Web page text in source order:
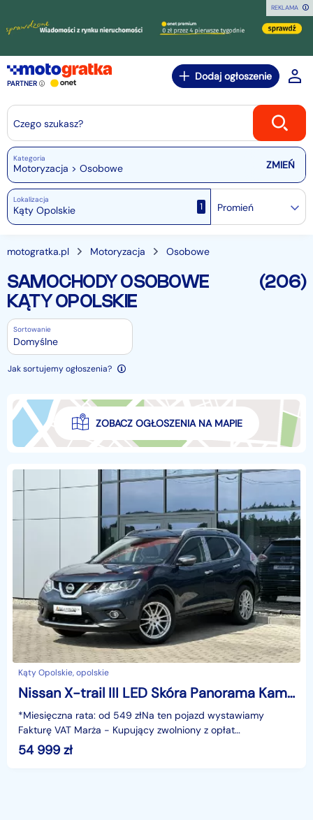
REKLAMA
PARTNER
Dodaj ogłoszenie
Czego szukasz?
Kategoria
Motoryzacja > Osobowe
Lokalizacja
1 Promień
motogratka.pl Motoryzacja Osobowe
SAMOCHODY OSOBOWE
KĄTY OPOLSKIE
(206)
Sortowanie
Domyślne
Jak sortujemy ogłoszenia?
ZOBACZ OGŁOSZENIA NA MAPIE
Kąty Opolskie, opolskie
Nissan X-trail III LED Skóra Panorama Kamera360 El.klapa Asystent Navi KeyLess GWARANCJ
*Miesięczna rata: od 549 złNa ten pojazd wystawiamy
Fakturę VAT Marża - Kupujący zwolniony z opłat
skarbowych.Gwarancja: 6 miesięcy.Cechy
szczególne:Dynamiczny
54 999 zł